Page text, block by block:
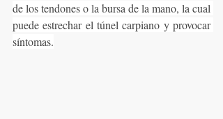
de los tendones o la bursa de la mano, la cual
puede estrechar el túnel carpiano y provocar
síntomas.